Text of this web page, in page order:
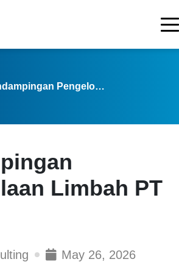
Pendampingan Pengelolaan Limbah PT BUMA
Limbah PT
May 26, 2026